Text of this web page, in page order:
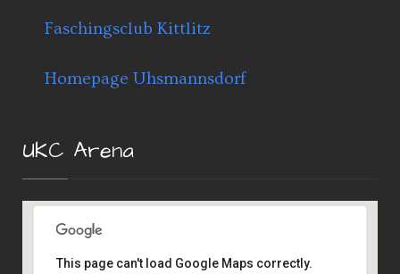
Faschingsclub Kittlitz
Homepage Uhsmannsdorf
UKC Arena
This page can't load Google Maps correctly.